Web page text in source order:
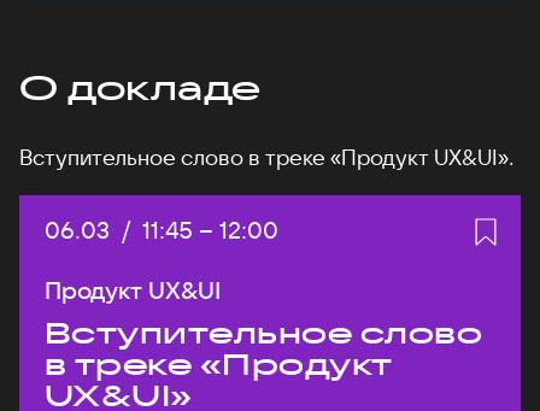
О докладе
Вступительное слово в треке «Продукт UX&UI».
Дата:
06.03 / Начало:
11:45 – Конец:
12:00
Продукт UX&UI
Вступительное слово
в треке «Продукт
UX&UI»